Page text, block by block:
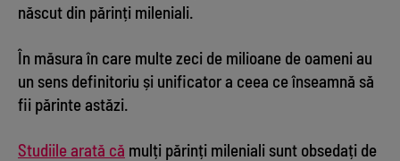
născut din părinți mileniali.
În măsura în care multe zeci de milioane de oameni au
un sens definitoriu și unificator a ceea ce înseamnă să
fii părinte astăzi.
Studiile arată că mulți părinți mileniali sunt obsedați de